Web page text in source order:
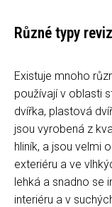
Různé typy
Existuje mnoho
používají v oblasti
dvířka, plastová
jsou vyrobená z
hliník, a jsou velmi
exteriéru a ve
lehká a snadno se
interiéru a v